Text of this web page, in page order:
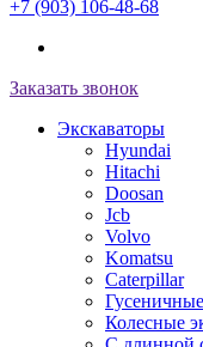
+7 (903) 106-48-68
Заказать звонок
Экскаваторы
Hyundai
Hitachi
Doosan
Jcb
Volvo
Komatsu
Caterpillar
Колесные